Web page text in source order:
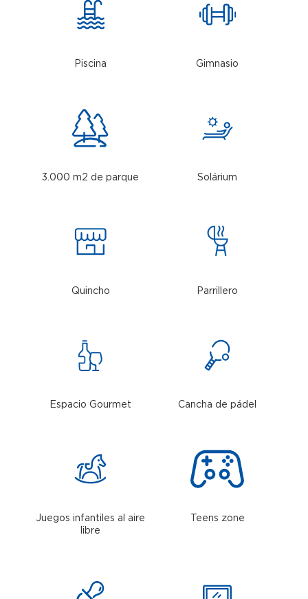
Piscina Gimnasio
3.000 m2 de parque Solárium
Quincho Parrillero
Espacio Gourmet Cancha de pádel
Juegos infantiles al aire
libre
Teens zone